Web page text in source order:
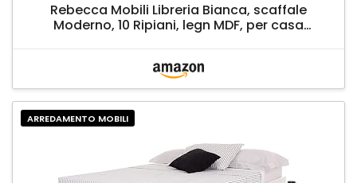
Rebecca Mobili Libreria Bianca, scaffale
Moderno, 10 Ripiani, legn MDF, per casa
(HxLxP) - Art. RE4584
ARREDAMENTO MOBILI